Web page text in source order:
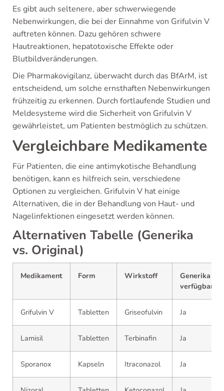
Es gibt auch seltenere, aber schwerwiegende
Nebenwirkungen, die bei der Einnahme von Grifulvin V
auftreten können. Dazu gehören schwere
Hautreaktionen, hepatotoxische Effekte oder
Blutbildveränderungen.
Die Pharmakovigilanz, überwacht durch das BfArM, ist
entscheidend, um solche ernsthaften Nebenwirkungen
frühzeitig zu erkennen. Durch fortlaufende Studien und
Meldesysteme wird die Sicherheit von Grifulvin V
gewährleistet, um Patienten bestmöglich zu schützen.
Vergleichbare Medikamente
Für Patienten, die eine antimykotische Behandlung
benötigen, kann es hilfreich sein, verschiedene
Optionen zu vergleichen. Grifulvin V hat einige
Alternativen, die in der Behandlung von Haut- und
Nagelinfektionen eingesetzt werden können.
Alternativen Tabelle (Generika
vs. Original)
Medikament Form Wirkstoff
Generika
verfügbar
Grifulvin V Tabletten Griseofulvin Ja
Lamisil Tabletten Terbinafin Ja
Sporanox Kapseln Itraconazol Ja